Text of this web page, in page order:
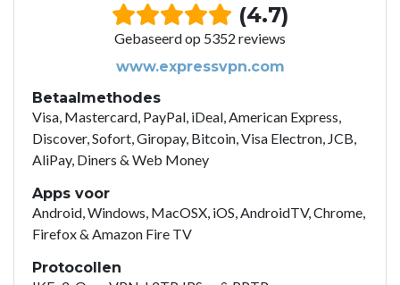
(4.7)
Gebaseerd op 5352 reviews
www.expressvpn.com
Betaalmethodes
Visa, Mastercard, PayPal, iDeal, American Express,
Discover, Sofort, Giropay, Bitcoin, Visa Electron, JCB,
AliPay, Diners & Web Money
Apps voor
Android, Windows, MacOSX, iOS, AndroidTV, Chrome,
Firefox & Amazon Fire TV
Protocollen